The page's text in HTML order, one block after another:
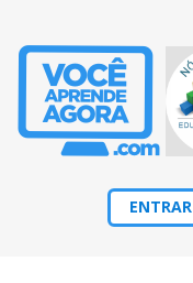
ENTRAR